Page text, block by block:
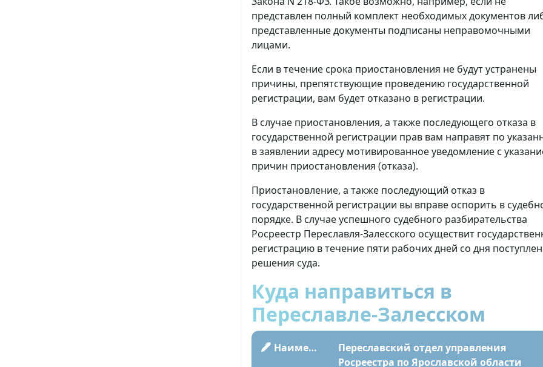
представлен полный комплект необходимых документов
представленные документы подписаны неправомочными
лицами.
Если в течение срока приостановления не будут устранены
причины, препятствующие проведению государственной
регистрации, вам будет отказано в регистрации.
В случае приостановления, а также последующего отказа в
государственной регистрации прав вам направят по
в заявлении адресу мотивированное уведомление с
причин приостановления (отказа).
Приостановление, а также последующий отказ в
государственной регистрации вы вправе оспорить в
порядке. В случае успешного судебного разбирательства
Росреестр Переславля-Залесского осуществит
регистрацию в течение пяти рабочих дней со дня
решения суда.
Куда направиться в
Переславле-Залесском
Наименование
Переславский отдел управления
Росреестра по Ярославской области